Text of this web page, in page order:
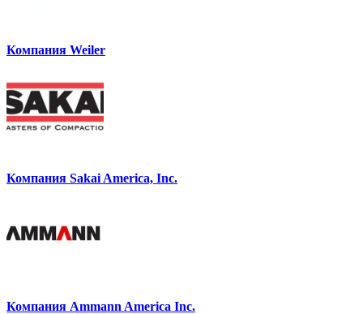
Компания Weiler
Компания Sakai America, Inc.
Компания Ammann America Inc.